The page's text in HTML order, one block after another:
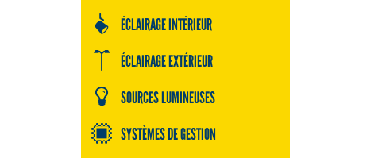
ÉCLAIRAGE INTÉRIEUR
ÉCLAIRAGE EXTÉRIEUR
SOURCES LUMINEUSES
SYSTÈMES DE GESTION